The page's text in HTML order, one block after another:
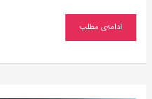
ادامه‌ی مطلب